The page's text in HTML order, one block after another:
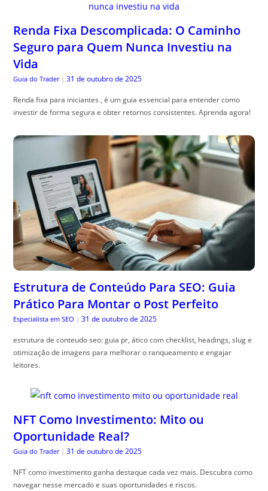
Renda Fixa Descomplicada: O Caminho
Seguro para Quem Nunca Investiu na
Vida
Guia do Trader | 31 de outubro de 2025
Renda fixa para iniciantes , é um guia essencial para entender como
investir de forma segura e obter retornos consistentes. Aprenda agora!
Estrutura de Conteúdo Para SEO: Guia
Prático Para Montar o Post Perfeito
Especialista em SEO | 31 de outubro de 2025
estrutura de conteudo seo: guia pr, ático com checklist, headings, slug e
otimização de imagens para melhorar o ranqueamento e engajar
leitores.
NFT Como Investimento: Mito ou
Oportunidade Real?
Guia do Trader | 31 de outubro de 2025
NFT como investimento ganha destaque cada vez mais. Descubra como
navegar nesse mercado e suas oportunidades e riscos.